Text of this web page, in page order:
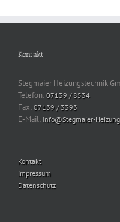
Kontakt
Stegmaier Heizungstechnik
Telefon: 07139 / 8534
Fax: 07139 / 3393
E-Mail: Info@Stegmaier-
Kontakt
Impressum
Datenschutz